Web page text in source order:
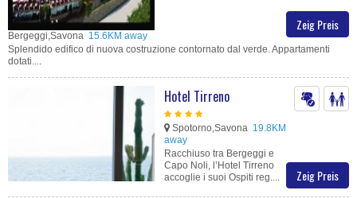
Zeig Preis
Bergeggi,Savona 15.6KM away
Splendido edifico di nuova costruzione contornato dal verde. Appartamenti
dotati....
Zeig Preis
Hotel Tirreno
Spotorno,Savona 19.8KM
away
Racchiuso tra Bergeggi e
Capo Noli, l’Hotel Tirreno
accoglie i suoi Ospiti reg....